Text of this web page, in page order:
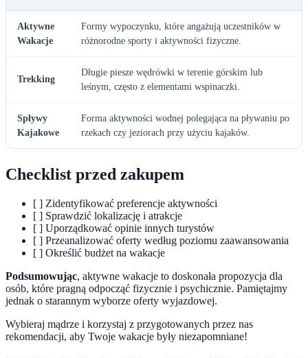
Aktywne
Wakacje
Formy wypoczynku, które angażują uczestników w
różnorodne sporty i aktywności fizyczne.
Trekking
Długie piesze wędrówki w terenie górskim lub
leśnym, często z elementami wspinaczki.
Spływy
Kajakowe
Forma aktywności wodnej polegająca na pływaniu po
rzekach czy jeziorach przy użyciu kajaków.
Checklist przed zakupem
[ ] Zidentyfikować preferencje aktywności
[ ] Sprawdzić lokalizację i atrakcje
[ ] Uporządkować opinie innych turystów
[ ] Przeanalizować oferty według poziomu zaawansowania
[ ] Określić budżet na wakacje
Podsumowując, aktywne wakacje to doskonała propozycja dla
osób, które pragną odpocząć fizycznie i psychicznie. Pamiętajmy
jednak o starannym wyborze oferty wyjazdowej.
Wybieraj mądrze i korzystaj z przygotowanych przez nas
rekomendacji, aby Twoje wakacje były niezapomniane!